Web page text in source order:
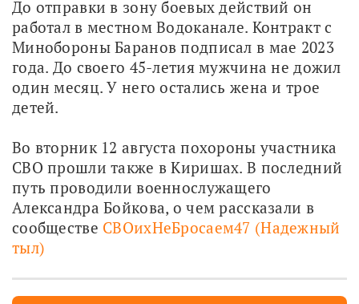
До отправки в зону боевых действий он
работал в местном Водоканале. Контракт с
Минобороны Баранов подписал в мае 2023
года. До своего 45-летия мужчина не дожил
один месяц. У него остались жена и трое
детей.
Во вторник 12 августа похороны участника
СВО прошли также в Киришах. В последний
путь проводили военнослужащего
Александра Бойкова, о чем рассказали в
сообществе СВОихНеБросаем47 (Надежный
тыл)